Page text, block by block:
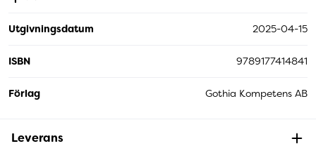
Utgivningsdatum 2025-04-15
ISBN 9789177414841
Förlag Gothia Kompetens AB
Leverans